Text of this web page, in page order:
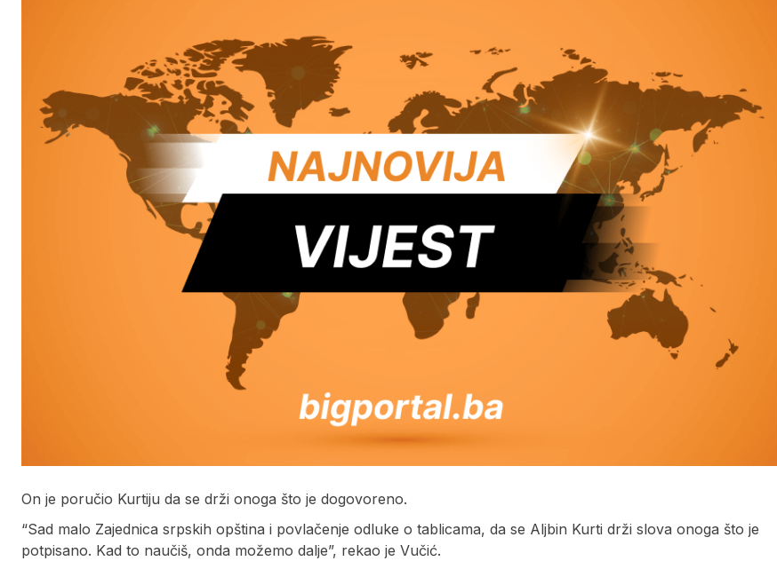
On je poručio Kurtiju da se drži onoga što je dogovoreno.
“Sad malo Zajednica srpskih opština i povlačenje odluke o tablicama, da se Aljbin Kurti drži slova onoga što je
potpisano. Kad to naučiš, onda možemo dalje”, rekao je Vučić.